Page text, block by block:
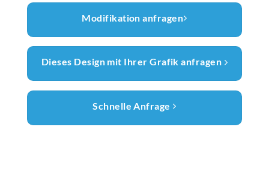
Modifikation anfragen
Dieses Design mit Ihrer Grafik anfragen
Schnelle Anfrage